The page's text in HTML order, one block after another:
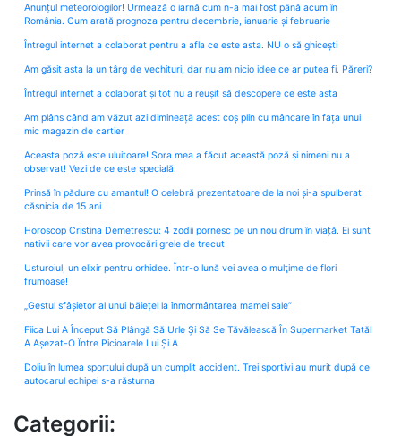
Anunțul meteorologilor! Urmează o iarnă cum n-a mai fost până acum în
România. Cum arată prognoza pentru decembrie, ianuarie și februarie
Întregul internet a colaborat pentru a afla ce este asta. NU o să ghicești
Am găsit asta la un târg de vechituri, dar nu am nicio idee ce ar putea fi. Păreri?
Întregul internet a colaborat și tot nu a reușit să descopere ce este asta
Am plâns când am văzut azi dimineață acest coș plin cu mâncare în fața unui
mic magazin de cartier
Aceasta poză este uluitoare! Sora mea a făcut această poză și nimeni nu a
observat! Vezi de ce este specială!
Prinsă în pădure cu amantul! O celebră prezentatoare de la noi și-a spulberat
căsnicia de 15 ani
Horoscop Cristina Demetrescu: 4 zodii pornesc pe un nou drum în viață. Ei sunt
nativii care vor avea provocări grele de trecut
Usturoiul, un elixir pentru orhidee. Într-o lună vei avea o mulţime de flori
frumoase!
„Gestul sfâșietor al unui băiețel la înmormântarea mamei sale”
Fiica Lui A Început Să Plângă Să Urle Și Să Se Tăvălească În Supermarket Tatăl
A Așezat-O Între Picioarele Lui Și A
Doliu în lumea sportului după un cumplit accident. Trei sportivi au murit după ce
autocarul echipei s-a răsturna
Categorii: